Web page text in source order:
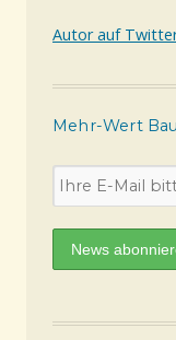
Autor auf
Mehr-Wert